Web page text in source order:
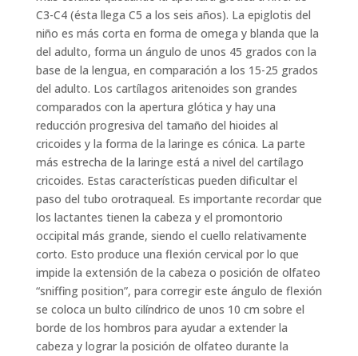
C3-C4 (ésta llega C5 a los seis años). La epiglotis del
niño es más corta en forma de omega y blanda que la
del adulto, forma un ángulo de unos 45 grados con la
base de la lengua, en comparación a los 15-25 grados
del adulto. Los cartílagos aritenoides son grandes
comparados con la apertura glótica y hay una
reducción progresiva del tamaño del hioides al
cricoides y la forma de la laringe es cónica. La parte
más estrecha de la laringe está a nivel del cartílago
cricoides. Estas características pueden dificultar el
paso del tubo orotraqueal. Es importante recordar que
los lactantes tienen la cabeza y el promontorio
occipital más grande, siendo el cuello relativamente
corto. Esto produce una flexión cervical por lo que
impide la extensión de la cabeza o posición de olfateo
“sniffing position”, para corregir este ángulo de flexión
se coloca un bulto cilíndrico de unos 10 cm sobre el
borde de los hombros para ayudar a extender la
cabeza y lograr la posición de olfateo durante la